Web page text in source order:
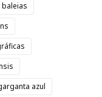
baleias
azul